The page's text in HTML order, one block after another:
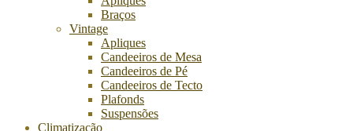
Braços
Vintage
Apliques
Candeeiros de Mesa
Candeeiros de Pé
Candeeiros de Tecto
Plafonds
Suspensões
Climatização